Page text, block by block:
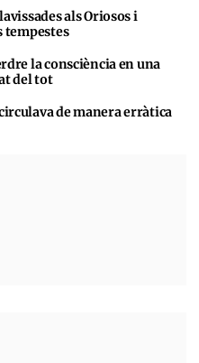
als Oriosos i
tempestes
la consciència en una
del tot
de manera erràtica